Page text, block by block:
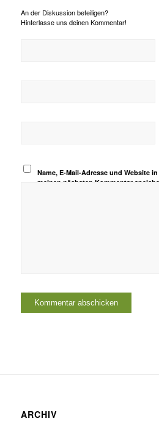
An der Diskussion beteiligen?
Hinterlasse uns deinen Kommentar!
Name, E-Mail-Adresse und Website
meinen nächsten Kommentar
ARCHIV